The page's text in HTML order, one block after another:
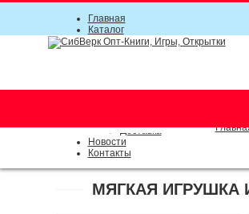
Главная
Каталог
Прайс-листы
Доставка
Новости
Контакты
МЯГКАЯ ИГРУШКА